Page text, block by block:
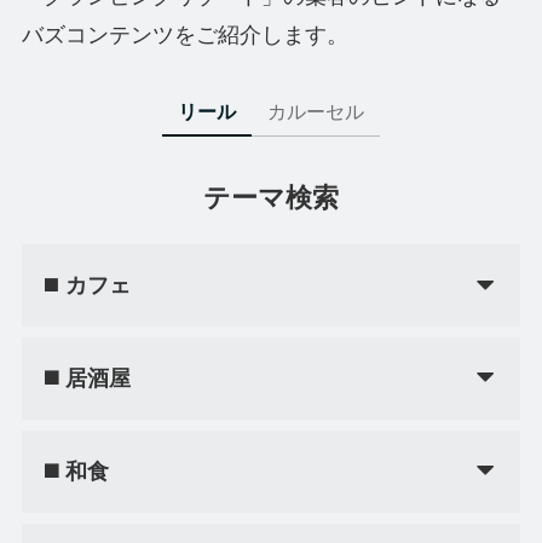
バズコンテンツをご紹介します。
リール カルーセル
テーマ検索
◼️ カフェ
◼️ 居酒屋
◼️ 和食